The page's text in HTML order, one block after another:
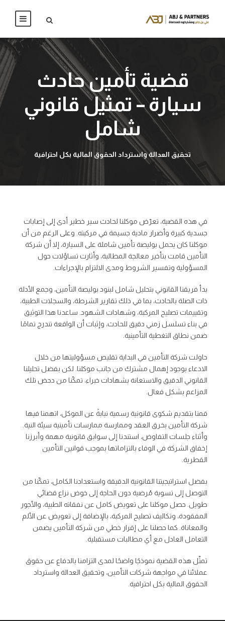
قضية تأمين حادث
سيارة – تمثيل قانوني
شامل
تحقيق العدالة واسترداد الحقوق المالية بكل احترافية
في هذه القضية، تعرّض موكلنا لحادث سير خطير أدى إلى إصابات
جسدية كبيرة وأضرار مادية جسيمة في مركبته. وعلى الرغم من أن
موكلنا كان يحمل بوليصة تأمين شاملة على السيارة، إلا أن شركة
التأمين قامت بتأخير معالجة المطالبة، وأثارت تساؤلات حول
المسؤولية وتفسير الشروط ومدى الالتزام بالإجراءات.
بدأ فريقنا القانوني بتحليل شامل لبنود بوليصة التأمين، وجمع الأدلة
ذات الصلة بالحادث، بما في ذلك تقارير الشرطة، والسجلات الطبية،
وتقييمات تصليح المركبة، وشهادات الشهود. ساعدنا هذا التوثيق
في بناء تسلسل زمني دقيق للحادث، وإثبات أن الواقعة تندرج تمامًا
ضمن نطاق التغطية التأمينية.
حاولت شركة التأمين في البداية تقليص مسؤوليتها من خلال
الادعاء بوجود إهمال مشترك من جانب موكلنا. لكن بفضل تحليلنا
القانوني الدقيق والاستعانة بشهادات خبراء، تمكّنا من دحض تلك
المزاعم بشكل فعال.
قمنا بتقديم شكوى قانونية رسمية نيابةً عن الموكل، اتهمنا فيها
شركة التأمين بخرق العقد وممارسة ممارسات تأمينية سيئة النية.
وأثناء جلسات التفاوض، استندنا إلى سوابق قانونية مهمة وأبرزنا
إخفاق الشركة في الوفاء بالتزاماتها بموجب قوانين التأمين
القطرية.
بفضل استراتيجيتنا القانونية الدقيقة واستعدادنا الكامل، تمكّنا من
التوصل إلى تسوية مُرضية دون الحاجة إلى خوض نزاع قضائي
طويل. حصل موكلنا على تعويض كامل عن نفقاته الطبية، والأجور
المفقودة، وتكاليف تصليح المركبة، بالإضافة إلى تعويض عن الألم
والمعاناة. كما حصلنا على إقرار خطي من شركة التأمين يضمن
التعامل العادل مع أي مطالبات مستقبلية.
تمثّل هذه القضية نموذجًا واضحًا لمدى التزامنا بالدفاع عن حقوق
عملائنا في مواجهة شركات التأمين، وتحقيق العدالة واسترداد
الحقوق المالية بكل احترافية.